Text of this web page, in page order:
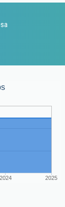
2024 2025